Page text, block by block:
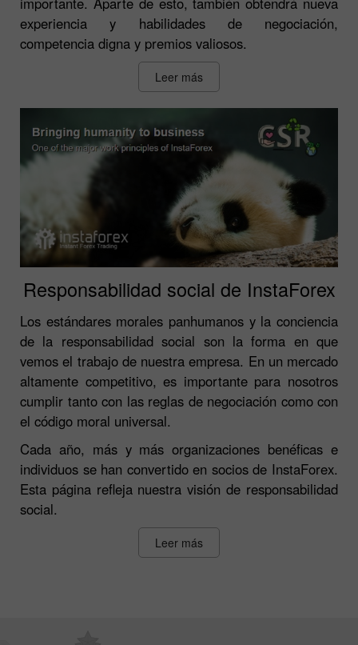
experiencia y habilidades de negociación,
competencia digna y premios valiosos.
Leer más
Responsabilidad social de InstaForex
Los estándares morales panhumanos y la conciencia
de la responsabilidad social son la forma en que
vemos el trabajo de nuestra empresa. En un mercado
altamente competitivo, es importante para nosotros
cumplir tanto con las reglas de negociación como con
el código moral universal.
Cada año, más y más organizaciones benéficas e
individuos se han convertido en socios de InstaForex.
Esta página refleja nuestra visión de responsabilidad
social.
Leer más